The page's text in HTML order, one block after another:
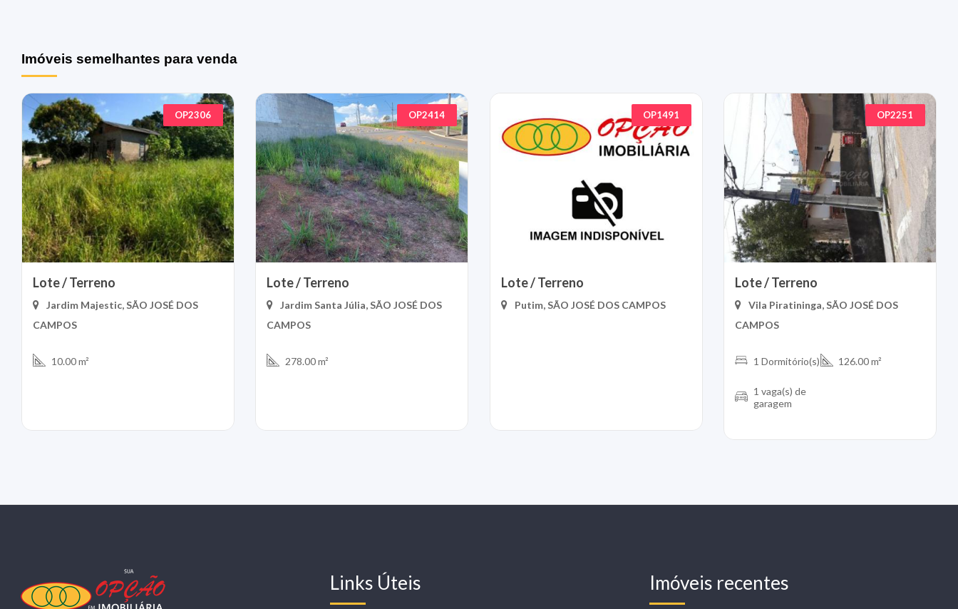
Imóveis semelhantes para venda
OP2306
Lote / Terreno
Jardim Majestic, SÃO JOSÉ DOS
CAMPOS
10.00 m²
OP2414
Lote / Terreno
Jardim Santa Júlia, SÃO JOSÉ DOS
CAMPOS
278.00 m²
OP1491
Lote / Terreno
Putim, SÃO JOSÉ DOS CAMPOS
OP2251
Lote / Terreno
Vila Piratininga, SÃO JOSÉ DOS
CAMPOS
1 Dormitório(s) 126.00 m²
1 vaga(s) de
garagem
Links Úteis Imóveis recentes